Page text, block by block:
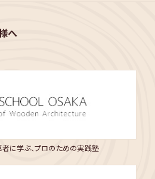
へ
に学ぶ、プロのための実践塾